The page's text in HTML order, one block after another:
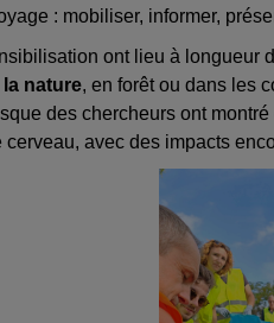
: mobiliser, informer,
ont lieu à longueur
nature, en forêt ou dans les
des chercheurs ont montré
cerveau, avec des impacts